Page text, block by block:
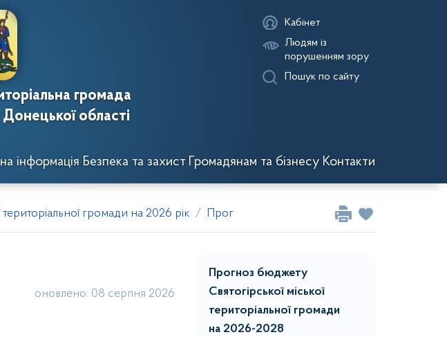
громада
області
Кабінет
Людям із
порушенням зору
Пошук по сайту
інформація Безпека та захист Громадянам та бізнесу Контакти
територіальної громади на 2026 рік Прогноз бюджету Святогірської міської
оновлено: 08 серпня 2026
Прогноз бюджету
Святогірської міської
територіальної громади
на 2026-2028